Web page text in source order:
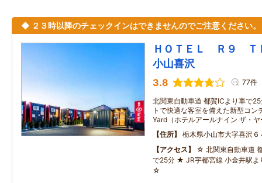
◆ ２３時以降のチェックインはできませんのでご注意ください。
ＨＯＴＥＬ Ｒ９
小山喜沢
3.8 77件
北関東自動車道 都賀ICより車で
トで快適な客室を備えた新型コ
Yard（ホテルアールナイン ザ・
住所
栃木県小山市大字喜沢６
アクセス
☆ 北関東自動車道
で25分 ★ JR宇都宮線 小金井駅よ
☆